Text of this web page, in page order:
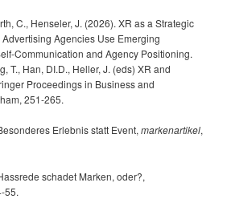
C., Henseler, J. (2026). XR as a Strategic
Agencies Use Emerging
Communication and Agency Positioning.
T., Han, DI.D., Heller, J. (eds) XR and
Proceedings in Business and
251-265.
Erlebnis statt Event,markenartikel,
schadet Marken, oder?,
55.